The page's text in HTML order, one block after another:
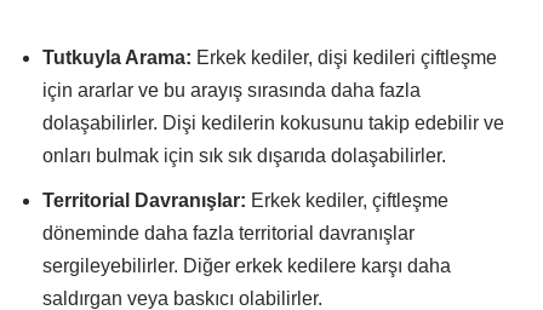
Tutkuyla Arama: Erkek kediler, dişi kedileri çiftleşme
için ararlar ve bu arayış sırasında daha fazla
dolaşabilirler. Dişi kedilerin kokusunu takip edebilir ve
onları bulmak için sık sık dışarıda dolaşabilirler.
Territorial Davranışlar: Erkek kediler, çiftleşme
döneminde daha fazla territorial davranışlar
sergileyebilirler. Diğer erkek kedilere karşı daha
saldırgan veya baskıcı olabilirler.